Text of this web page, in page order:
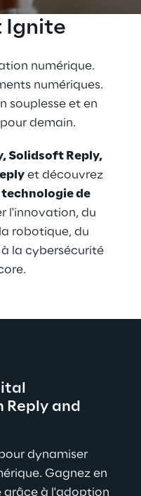
Ignite
numérique.
numériques.
souplesse et en
demain.
Solidsoft Reply,
et découvrez
technologie de
l'innovation, du
robotique, du
à la cybersécurité
and
dynamiser
Gagnez en
grâce à l'adoption